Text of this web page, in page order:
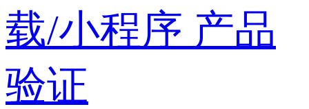
载/小程序 产品
验证